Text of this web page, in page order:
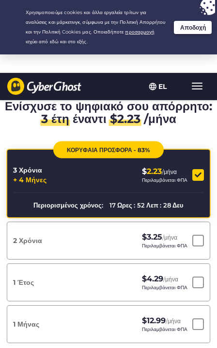
EL
Your choice:The Best Dealfor 3.3333333333333-years at $
/month
Ενίσχυσε το ψηφιακό σου απόρρητο:
3 έτηέναντι$2.23/μήνα
ΚΟΡΥΦΑΙΑ ΠΡΟΣΦΟΡΑ - 83%
3 Χρόνια
+ 4 Μήνες
$2.23/μήνα
Περιλαμβάνεται ΦΠΑ
Περιορισμένος χρόνος: 17Ωρες : 52 Λεπ: 27Δευ
2 Χρόνια $3.25/μήνα
Περιλαμβάνεται ΦΠΑ
1 Έτος $4.29/μήνα
Περιλαμβάνεται ΦΠΑ
1 Μήνας $12.99/μήνα
Περιλαμβάνεται ΦΠΑ